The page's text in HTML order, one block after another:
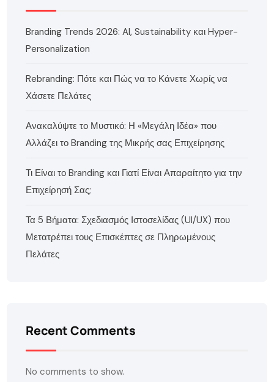
Branding Trends 2026: AI, Sustainability και Hyper-
Personalization
Rebranding: Πότε και Πώς να το Κάνετε Χωρίς να
Χάσετε Πελάτες
Ανακαλύψτε το Μυστικό: Η «Μεγάλη Ιδέα» που
Αλλάζει το Branding της Μικρής σας Επιχείρησης
Τι Είναι το Branding και Γιατί Είναι Απαραίτητο για την
Επιχείρησή Σας;
Τα 5 Βήματα: Σχεδιασμός Ιστοσελίδας (UI/UX) που
Μετατρέπει τους Επισκέπτες σε Πληρωμένους
Πελάτες
Recent Comments
No comments to show.